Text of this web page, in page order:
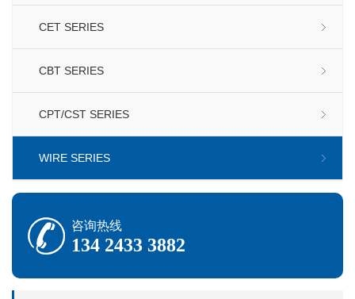
CET SERIES
CBT SERIES
CPT/CST SERIES
WIRE SERIES
咨询热线
134 2433 3882